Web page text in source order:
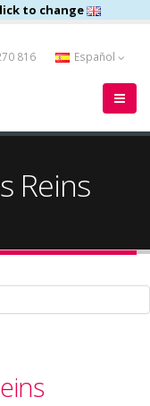
to change
816 Español
Reins